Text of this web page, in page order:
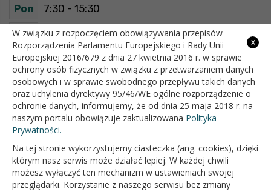
Pon 7:30 - 15:30
Wt 7:30 - 15:30
Śr 7:30 - 15:30
Czw 7:30 - 15:30
Pt 7:30 - 15:30
OFICJALNY SERWIS INTERNETOWY GMINY BIAŁOPOLE
x
W związku z rozpoczęciem obowiązywania przepisów
Rozporządzenia Parlamentu Europejskiego i Rady Unii
Europejskiej 2016/679 z dnia 27 kwietnia 2016 r. w sprawie
ochrony osób fizycznych w związku z przetwarzaniem danych
osobowych i w sprawie swobodnego przepływu takich danych
oraz uchylenia dyrektywy 95/46/WE ogólne rozporządzenie o
ochronie danych, informujemy, że od dnia 25 maja 2018 r. na
naszym portalu obowiązuje zaktualizowana Polityka
Prywatności.
Na tej stronie wykorzystujemy ciasteczka (ang. cookies), dzięki
którym nasz serwis może działać lepiej. W każdej chwili
możesz wyłączyć ten mechanizm w ustawieniach swojej
przeglądarki. Korzystanie z naszego serwisu bez zmiany